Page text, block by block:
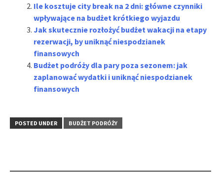
Ile kosztuje city break na 2 dni: główne czynniki
wpływające na budżet krótkiego wyjazdu
Jak skutecznie rozłożyć budżet wakacji na etapy
rezerwacji, by uniknąć niespodzianek
finansowych
Budżet podróży dla pary poza sezonem: jak
zaplanować wydatki i uniknąć niespodzianek
finansowych
POSTED UNDER BUDŻET PODRÓŻY